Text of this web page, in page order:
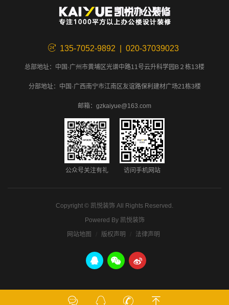
135-7052-9892 | 020-37039023
总部地址：中国·广州市黄埔区光谱中路11号云升科学园B２栋13楼
分部地址：中国·广西南宁市江南区友谊路保利建材广场21栋3楼
邮箱：gzkaiyue@163.com
公众号关注有礼 访问手机网站
Copyright © 凯悦装饰 All Rights Reserved.
Powered By 凯悦装饰
网站地图
版权声明 法律声明